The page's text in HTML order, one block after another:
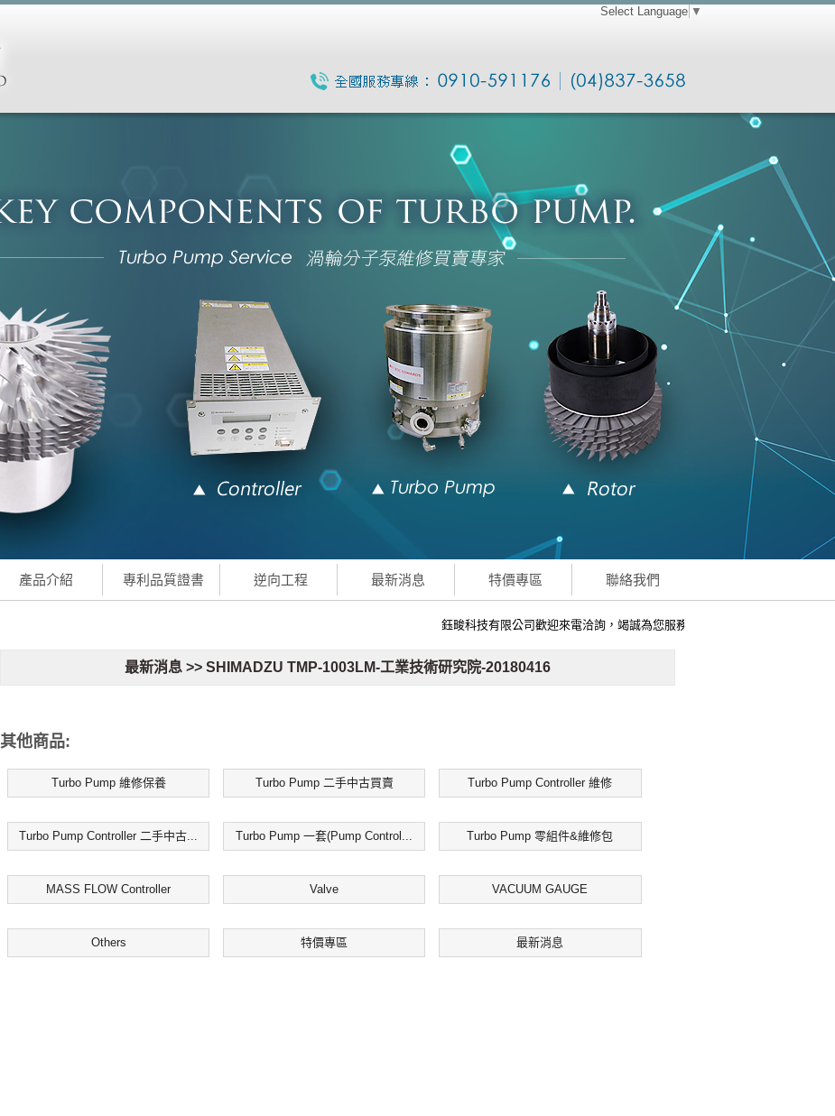
Select Language ▼
產品介紹 專利品質證書 逆向工程 最新消息 特價專區 聯絡我們
鈺畯科技有限公司歡迎來電洽詢，竭誠為您服務
最新消息 >> SHIMADZU TMP-1003LM-工業技術研究院-20180416
其他商品:
Turbo Pump 維修保養 Turbo Pump 二手中古買賣 Turbo Pump Controller 維修
Turbo Pump Controller 二手中古... Turbo Pump 一套(Pump Control... Turbo Pump 零組件&維修包
MASS FLOW Controller Valve VACUUM GAUGE
Others 特價專區 最新消息